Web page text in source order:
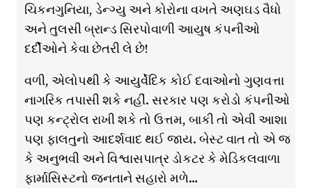
ચિકનગુનિયા, ડેન્ગ્યુ અને કોરોના વખતે અણઘડ વૈધો
અને તુલસી બ્રાન્ડ સિરપોવાળી આયુષ કંપનીઓ
દર્દીઓને કેવા છેતરી લે છે!
વળી, એલોપથી કે આયુર્વેદિક કોઈ દવાઓનો ગુણવત્તા
નાગરિક તપાસી શકે નહીં. સરકાર પણ કરોડો કંપનીઓ
પણ કન્ટ્રોલ રાખી શકે તો ઉત્તમ, બાકી તો એવી આશા
પણ ફાલતુનો આદર્શવાદ થઈ જાય. બેસ્ટ વાત તો એ જ
કે અનુભવી અને વિશ્વાસપાત્ર ડોકટર કે મેડિકલવાળા
ફાર્માસિસ્ટનો જનતાને સહારો મળે…